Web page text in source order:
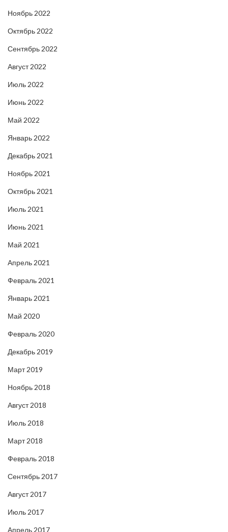
Ноябрь 2022
Октябрь 2022
Сентябрь 2022
Август 2022
Июль 2022
Июнь 2022
Май 2022
Январь 2022
Декабрь 2021
Ноябрь 2021
Октябрь 2021
Июль 2021
Июнь 2021
Май 2021
Апрель 2021
Февраль 2021
Январь 2021
Май 2020
Февраль 2020
Декабрь 2019
Март 2019
Ноябрь 2018
Август 2018
Июль 2018
Март 2018
Февраль 2018
Сентябрь 2017
Август 2017
Июль 2017
Апрель 2017